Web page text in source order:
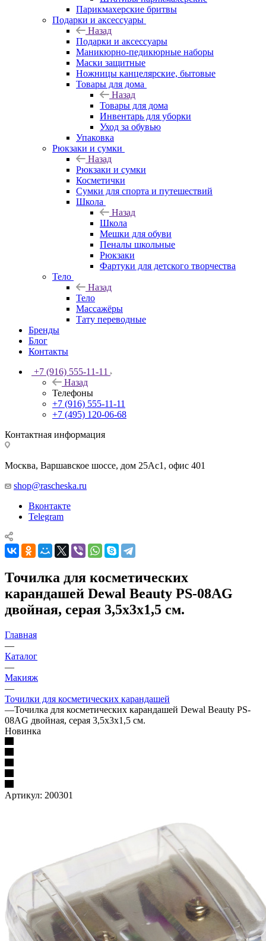
Парикмахерские бритвы
Подарки и аксессуары
Назад
Подарки и аксессуары
Маникюрно-педикюрные наборы
Маски защитные
Ножницы канцелярские, бытовые
Товары для дома
Назад
Товары для дома
Инвентарь для уборки
Уход за обувью
Упаковка
Рюкзаки и сумки
Назад
Рюкзаки и сумки
Косметички
Сумки для спорта и путешествий
Школа
Назад
Школа
Мешки для обуви
Пеналы школьные
Рюкзаки
Фартуки для детского творчества
Тело
Назад
Тело
Массажёры
Тату переводные
Бренды
Блог
Контакты
+7 (916) 555-11-11
Назад
Телефоны
+7 (916) 555-11-11
+7 (495) 120-06-68
Контактная информация
Москва, Варшавское шоссе, дом 25Аc1, офис 401
shop@rascheska.ru
Вконтакте
Telegram
Точилка для косметических
карандашей Dewal Beauty PS-08AG
двойная, серая 3,5x3x1,5 см.
Главная
—
Каталог
—
Макияж
—
Точилки для косметических карандашей
—Точилка для косметических карандашей Dewal Beauty PS-
08AG двойная, серая 3,5x3x1,5 см.
Новинка
Артикул: 200301